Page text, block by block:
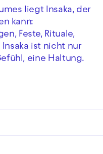
liegt Insaka, der
kann:
Feste, Rituale,
Insaka ist nicht nur
eine Haltung.